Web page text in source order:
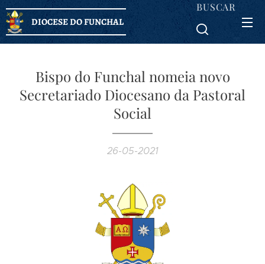
DIOCESE DO FUNCHAL
BUSCAR
Bispo do Funchal nomeia novo
Secretariado Diocesano da Pastoral
Social
26-05-2021